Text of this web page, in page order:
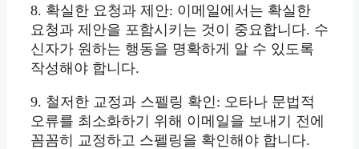
8. 확실한 요청과 제안: 이메일에서는 확실한
요청과 제안을 포함시키는 것이 중요합니다. 수
신자가 원하는 행동을 명확하게 알 수 있도록
작성해야 합니다.
9. 철저한 교정과 스펠링 확인: 오타나 문법적
오류를 최소화하기 위해 이메일을 보내기 전에
꼼꼼히 교정하고 스펠링을 확인해야 합니다.